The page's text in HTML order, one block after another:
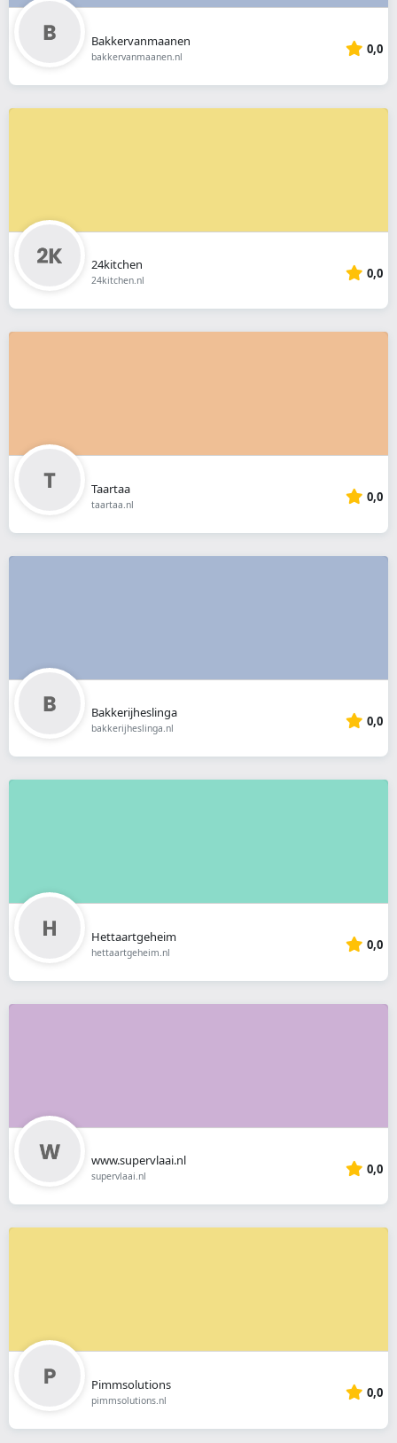
Bakkervanmaanen
bakkervanmaanen.nl 0,0
24kitchen
24kitchen.nl 0,0
Taartaa
taartaa.nl 0,0
Bakkerijheslinga
bakkerijheslinga.nl 0,0
Hettaartgeheim
hettaartgeheim.nl 0,0
www.supervlaai.nl
supervlaai.nl 0,0
Pimmsolutions
pimmsolutions.nl 0,0